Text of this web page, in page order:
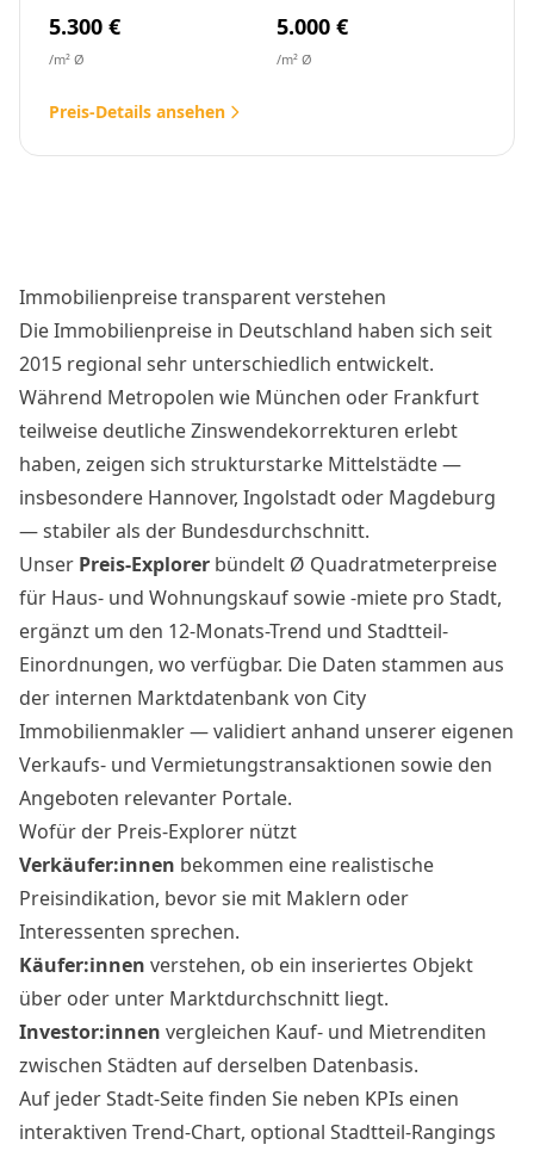
5.300 €
/m² Ø
5.000 €
/m² Ø
Preis-Details ansehen
Immobilienpreise transparent verstehen
Die Immobilienpreise in Deutschland haben sich seit
2015 regional sehr unterschiedlich entwickelt.
Während Metropolen wie München oder Frankfurt
teilweise deutliche Zinswendekorrekturen erlebt
haben, zeigen sich strukturstarke Mittelstädte —
insbesondere Hannover, Ingolstadt oder Magdeburg
— stabiler als der Bundesdurchschnitt.
Unser Preis-Explorer bündelt Ø Quadratmeterpreise
für Haus- und Wohnungskauf sowie -miete pro Stadt,
ergänzt um den 12-Monats-Trend und Stadtteil-
Einordnungen, wo verfügbar. Die Daten stammen aus
der internen Marktdatenbank von City
Immobilienmakler — validiert anhand unserer eigenen
Verkaufs- und Vermietungstransaktionen sowie den
Angeboten relevanter Portale.
Wofür der Preis-Explorer nützt
Verkäufer:innen bekommen eine realistische
Preisindikation, bevor sie mit Maklern oder
Interessenten sprechen.
Käufer:innen verstehen, ob ein inseriertes Objekt
über oder unter Marktdurchschnitt liegt.
Investor:innen vergleichen Kauf- und Mietrenditen
zwischen Städten auf derselben Datenbasis.
Auf jeder Stadt-Seite finden Sie neben KPIs einen
interaktiven Trend-Chart, optional Stadtteil-Rangings